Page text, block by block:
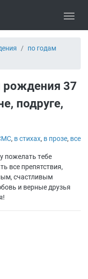
по годам
рождения 37
подруге,
, в стихах, в прозе, все
пожелать тебе
все препятствия,
счастливым
и верные друзья